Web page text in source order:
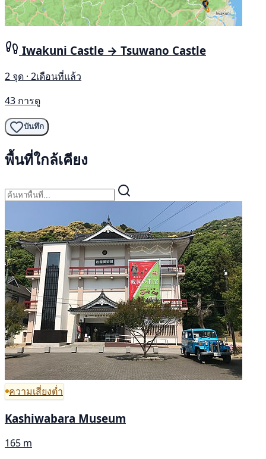
Iwakuni Castle → Tsuwano Castle
2 จุด · 2เดือนที่แล้ว
43 การดู
บันทึก
พื้นที่ใกล้เคียง
ความเสี่ยงต่ำ
Kashiwabara Museum
165 m